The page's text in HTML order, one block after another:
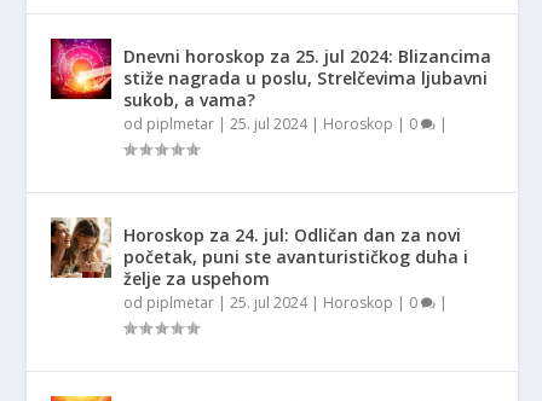
Dnevni horoskop za 25. jul 2024: Blizancima
stiže nagrada u poslu, Strelčevima ljubavni
sukob, a vama?
od piplmetar |25. jul 2024| Horoskop | 0 |
Horoskop za 24. jul: Odličan dan za novi
početak, puni ste avanturističkog duha i
želje za uspehom
od piplmetar |25. jul 2024| Horoskop | 0 |